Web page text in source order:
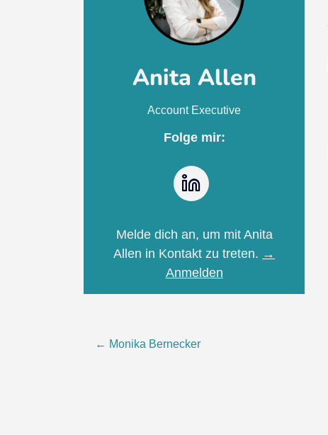
Anita Allen
Account Executive
Folge mir:
Melde dich an, um mit Anita
Allen in Kontakt zu treten. →
Anmelden
Post
← Monika Bernecker